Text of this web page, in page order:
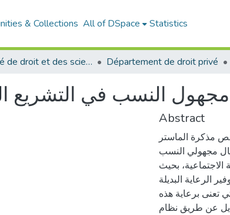
& Collections All of DSpace Statistics
Faculté de droit et des sciences politiques Département de droit privé
مجهول النسب في التشریع
Abstract
مذكرة الماستر
مجهولي النسب
الاجتماعية، بحيث
الرعاية البديلة
تعنى برعاية هذه
عن طريق نظام